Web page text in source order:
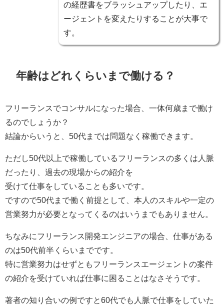
の経歴書をブラッシュアップしたり、 エ
ージェントを変えたりする ことが大事で
す。
年齢はどれくらいまで働ける？
フリーランスでコンサルになった場合、一体何歳まで働け
るのでしょうか？
結論からいうと、50代までは問題なく稼働できます。
ただし50代以上で稼働しているフリーランスの多くは人脈
だったり、過去の現場からの紹介を
受けて仕事をしていることも多いです。
ですので50代まで働く前提として、本人のスキルや一定の
営業努力が必要となってくるのはいうまでもありません。
ちなみにフリーランス開発エンジニアの場合、仕事がある
のは50代前半くらいまでです。
特に営業努力はせずともフリーランスエージェントの案件
の紹介を受けていれば仕事に困ることはなさそうです。
著者の知り合いの例ですと60代でも人脈で仕事をしていた